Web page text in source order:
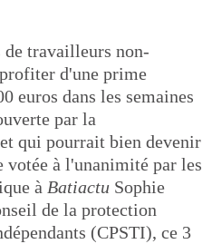
travailleurs non-
d'une prime
euros dans les semaines
par la
qui pourrait bien devenir
à l'unanimité par les
à Batiactu Sophie
de la protection
(CPSTI), ce 3